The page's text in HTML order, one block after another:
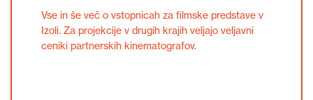
Vse in še več o vstopnicah za filmske predstave v
Izoli. Za projekcije v drugih krajih veljajo veljavni
ceniki partnerskih kinematografov.